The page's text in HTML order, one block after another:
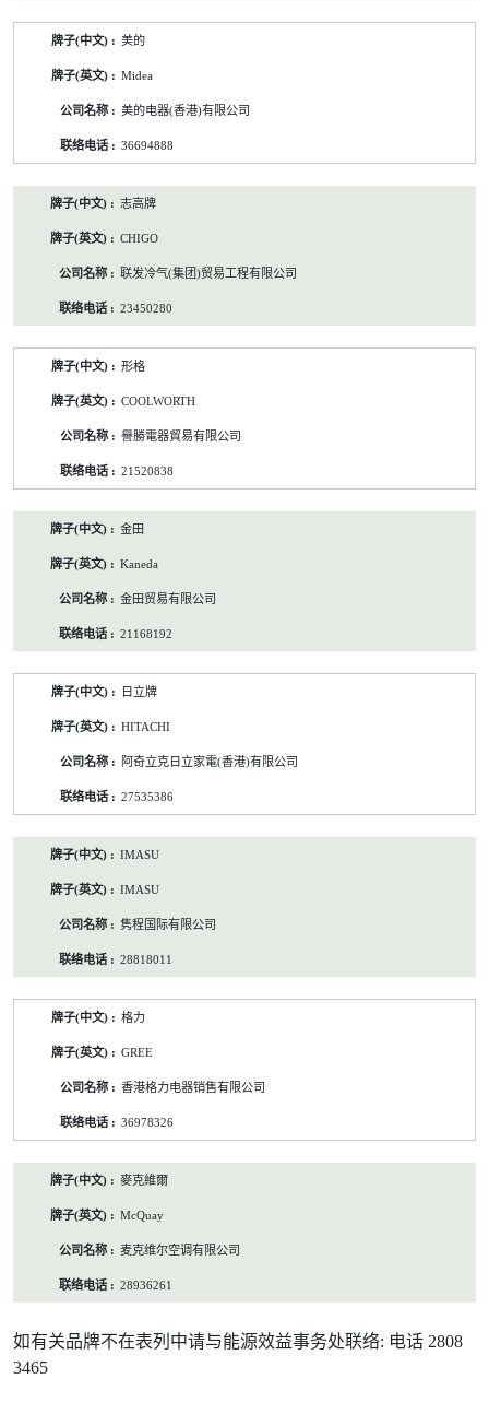
美的
Midea
美的电器(香港)有限公司
36694888
志高牌
CHIGO
联发冷气(集团)贸易工程有限公司
23450280
形格
COOLWORTH
譽勝電器貿易有限公司
21520838
金田
Kaneda
金田贸易有限公司
21168192
日立牌
HITACHI
阿奇立克日立家電(香港)有限公司
27535386
IMASU
IMASU
隽程国际有限公司
28818011
格力
GREE
香港格力电器销售有限公司
36978326
麥克維爾
McQuay
麦克维尔空调有限公司
28936261
如有关品牌不在表列中请与能源效益事务处联络: 电话 2808
3465